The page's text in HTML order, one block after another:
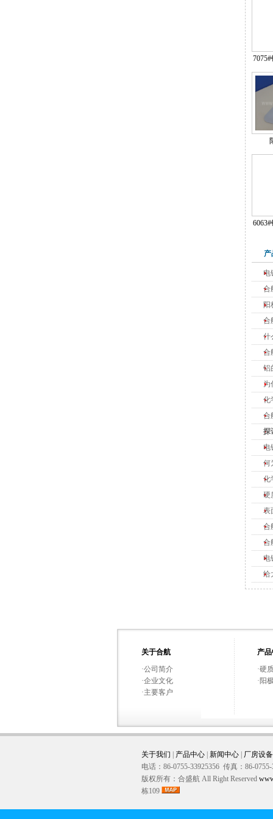
产
电
合
阳
合
什
合
铝
为
化
合
探
电
何
化
硬
表
合
合
电
给
关于合航
·公司简介
·企业文化
·主要客户
产
·硬
·阳
关于我们 | 产品中心 | 新闻中心 | 厂房设备
电话：86-0755-33925356 传真：86-0755-
版权所有：合盛航 All Right Reserved
栋109